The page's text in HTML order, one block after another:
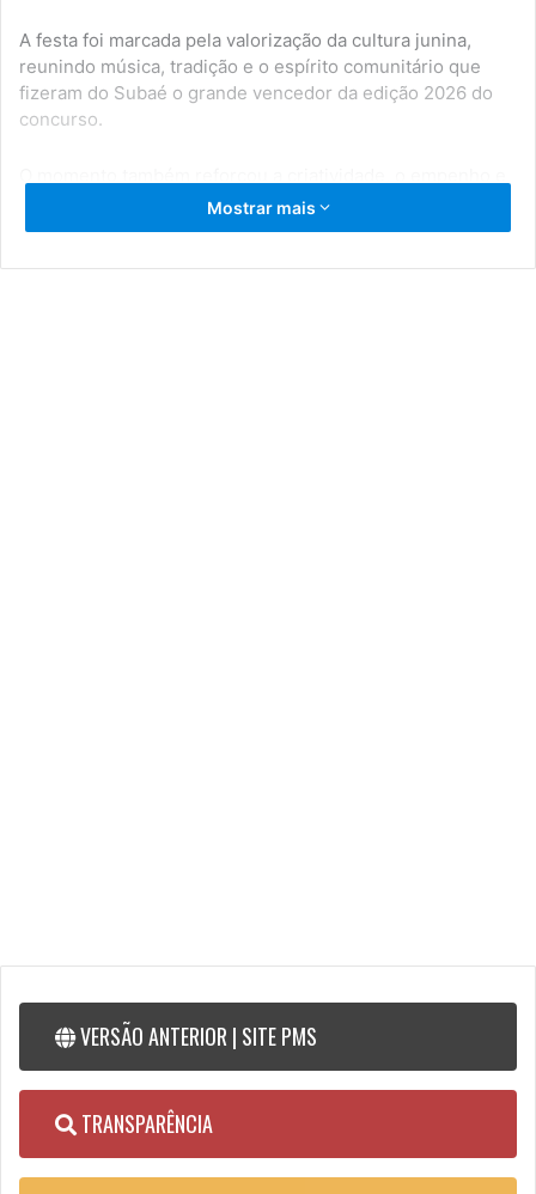
A festa foi marcada pela valorização da cultura junina,
reunindo música, tradição e o espírito comunitário que
fizeram do Subaé o grande vencedor da edição 2026 do
concurso.
a união da comunidade, que contribuiu para deixar o São
João de Serrinha ainda mais bonito.
Mostrar mais
VERSÃO ANTERIOR | SITE PMS
TRANSPARÊNCIA